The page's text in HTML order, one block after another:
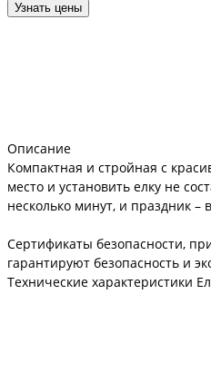
Узнать цены
Описание
Компактная и стройная с
место и установить елку не
несколько минут, и праздник –
Сертификаты безопасности,
гарантируют безопасность и
Технические характеристики